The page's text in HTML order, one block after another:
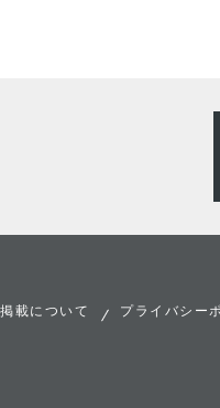
載について プライバシー